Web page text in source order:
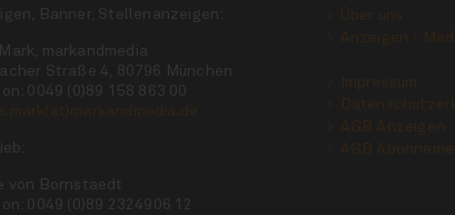
Banner, Stellenanzeigen:
Mark, markandmedia
Straße 4, 80796 München
0049 (0)89 158 863 00
von Bornstaedt
0049 (0)89 2324906 12